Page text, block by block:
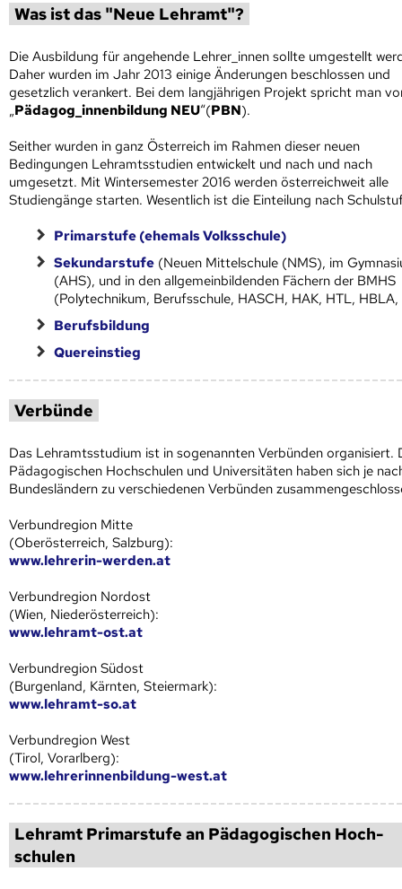
Was ist das "Neue Lehramt"?
Die Ausbildung für angehende Lehrer_innen sollte umgestellt
Daher wurden im Jahr 2013 einige Änderungen beschlossen und
gesetzlich verankert. Bei dem langjährigen Projekt spricht man
„Pädagog_innenbildung NEU“(PBN).
Seither wurden in ganz Österreich im Rahmen dieser neuen
Bedingungen Lehramtsstudien entwickelt und nach und nach
umgesetzt. Mit Wintersemester 2016 werden österreichweit alle
Studiengänge starten. Wesentlich ist die Einteilung nach
Primarstufe (ehemals Volksschule)
Sekundarstufe (Neuen Mittelschule (NMS), im
(AHS), und in den allgemeinbildenden Fächern der BMHS
(Polytechnikum, Berufsschule, HASCH, HAK, HTL, HBLA,
Berufsbildung
Quereinstieg
Verbünde
Das Lehramtsstudium ist in sogenannten Verbünden organisiert.
Pädagogischen Hoch­schulen und Universitäten haben sich je
Bundesländern zu verschiedenen Verbünden
Verbundregion Mitte
(Oberösterreich, Salzburg):
www.lehrerin-werden.at
Verbundregion Nordost
(Wien, Niederösterreich):
www.lehramt-ost.at
Verbundregion Südost
(Burgenland, Kärnten, Steiermark):
www.lehramt-so.at
Verbundregion West
(Tirol, Vorarlberg):
www.lehrerinnenbildung-west.at
Lehramt Primarstufe an Pädagogischen Hoch­
schulen